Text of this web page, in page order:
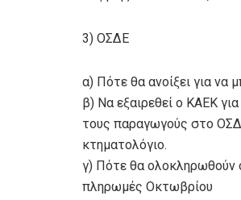
3) ΟΣΔΕ
α) Πότε θα ανοίξει για να
β) Να εξαιρεθεί ο ΚΑΕΚ
τους παραγωγούς στο
κτηματολόγιο.
γ) Πότε θα ολοκληρωθούν
πληρωμές Οκτωβρίου